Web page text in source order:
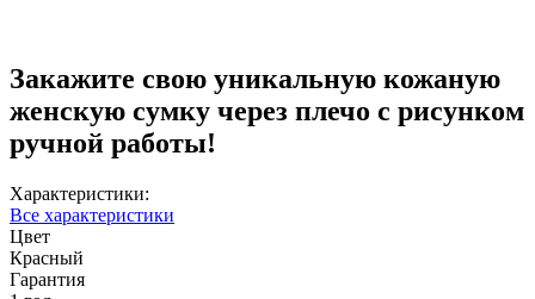
Закажите свою уникальную кожаную
женскую сумку через плечо с рисунком
ручной работы!
Характеристики:
Все характеристики
Цвет
Красный
Гарантия